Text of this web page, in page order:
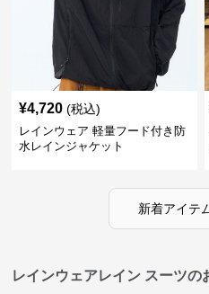
¥4,720 (税込)
レインウェア 軽量フード付き防
水レインジャケット
新着アイテ
レインウェアレイン スーツの